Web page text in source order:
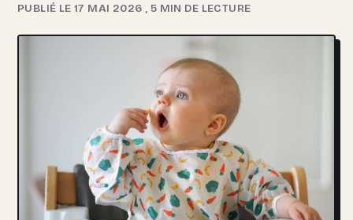
PUBLIÉ LE 17 MAI 2026 , 5 MIN DE LECTURE